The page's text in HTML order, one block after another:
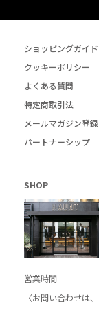
ショッピングガイド
クッキーポリシー
よくある質問
特定商取引法
メールマガジン登録
パートナーシップ
SHOP
営業時間
〈お問い合わせは、